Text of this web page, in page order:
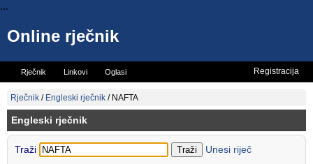
...
Online rječnik
Rječnik Linkovi Oglasi
Vicevi Mini rječnik
Registracija
Rječnik / Engleski rječnik / NAFTA
Engleski rječnik
Traži Unesi riječ